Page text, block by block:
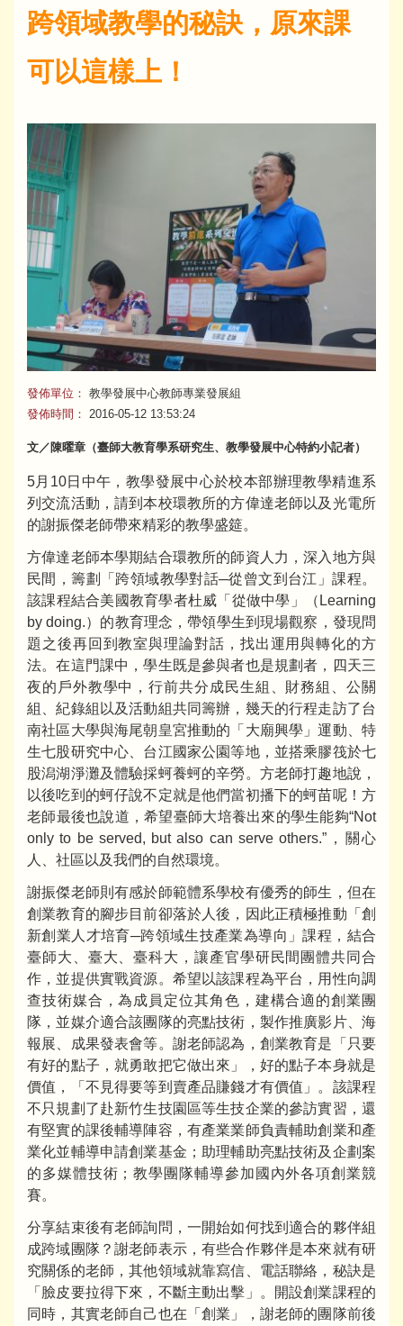
跨領域教學的秘訣，原來課
可以這樣上！
發佈單位： 教學發展中心教師專業發展組
發佈時間：
2016-05-12 13:53:24
文／陳曜章（臺師大教育學系研究生、教學發展中心特約小記者）
5月10日中午，教學發展中心於校本部辦理教學精進系
列交流活動，請到本校環教所的方偉達老師以及光電所
的謝振傑老師帶來精彩的教學盛筵。
方偉達老師本學期結合環教所的師資人力，深入地方與
民間，籌劃「跨領域教學對話─從曾文到台江」課程。
該課程結合美國教育學者杜威「從做中學」（Learning
by doing.）的教育理念，帶領學生到現場觀察，發現問
題之後再回到教室與理論對話，找出運用與轉化的方
法。在這門課中，學生既是參與者也是規劃者，四天三
夜的戶外教學中，行前共分成民生組、財務組、公關
組、紀錄組以及活動組共同籌辦，幾天的行程走訪了台
南社區大學與海尾朝皇宮推動的「大廟興學」運動、特
生七股研究中心、台江國家公園等地，並搭乘膠筏於七
股潟湖淨灘及體驗採蚵養蚵的辛勞。方老師打趣地說，
以後吃到的蚵仔說不定就是他們當初播下的蚵苗呢！方
老師最後也說道，希望臺師大培養出來的學生能夠“Not
only to be served, but also can serve others.”，關心
人、社區以及我們的自然環境。
謝振傑老師則有感於師範體系學校有優秀的師生，但在
創業教育的腳步目前卻落於人後，因此正積極推動「創
新創業人才培育─跨領域生技產業為導向」課程，結合
臺師大、臺大、臺科大，讓產官學研民間團體共同合
作，並提供實戰資源。希望以該課程為平台，用性向調
查技術媒合，為成員定位其角色，建構合適的創業團
隊，並媒介適合該團隊的亮點技術，製作推廣影片、海
報展、成果發表會等。謝老師認為，創業教育是「只要
有好的點子，就勇敢把它做出來」，好的點子本身就是
價值，「不見得要等到賣產品賺錢才有價值」。該課程
不只規劃了赴新竹生技園區等生技企業的參訪實習，還
有堅實的課後輔導陣容，有產業業師負責輔助創業和產
業化並輔導申請創業基金；助理輔助亮點技術及企劃案
的多媒體技術；教學團隊輔導參加國內外各項創業競
賽。
分享結束後有老師詢問，一開始如何找到適合的夥伴組
成跨域團隊？謝老師表示，有些合作夥伴是本來就有研
究關係的老師，其他領域就靠寫信、電話聯絡，秘訣是
「臉皮要拉得下來，不斷主動出擊」。開設創業課程的
同時，其實老師自己也在「創業」，謝老師的團隊前後